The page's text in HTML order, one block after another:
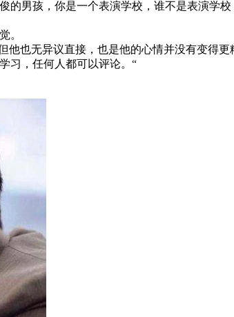
的男孩，你是一个表演学校，谁不是表演学校
。
也无异议直接，也是他的心情并没有变得
习，任何人都可以评论。“